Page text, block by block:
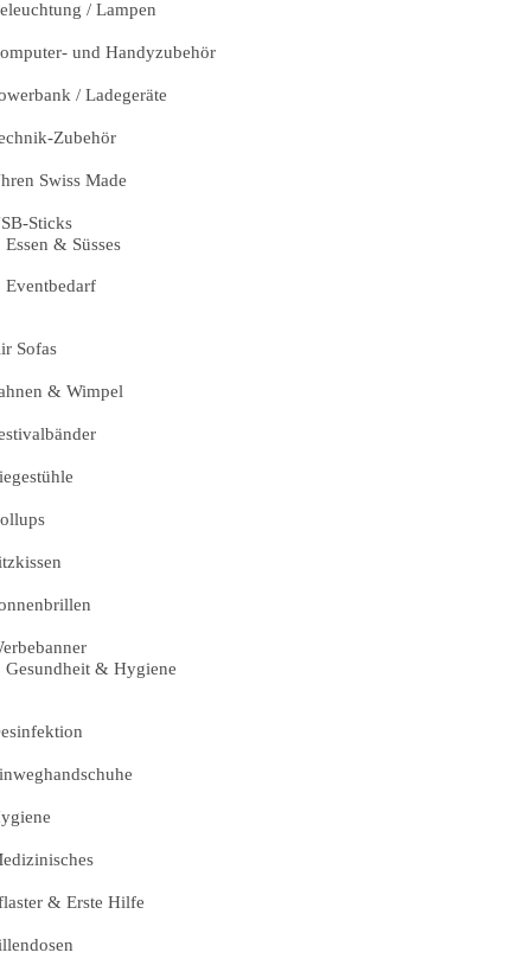
/ Lampen
und Handyzubehör
/ Ladegeräte
Zubehör
Swiss Made
Sticks
Essen & Süsses
Eventbedarf
Sofas
& Wimpel
Gesundheit & Hygiene
& Erste Hilfe